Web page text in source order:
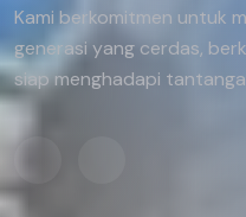
Kami berkomitmen untuk
generasi yang cerdas,
siap menghadapi